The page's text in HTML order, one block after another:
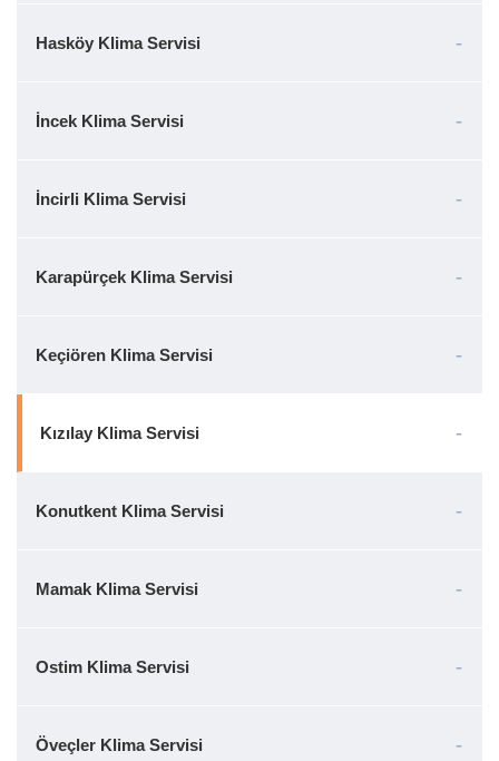
Hasköy Klima Servisi
İncek Klima Servisi
İncirli Klima Servisi
Karapürçek Klima Servisi
Keçiören Klima Servisi
Kızılay Klima Servisi
Konutkent Klima Servisi
Mamak Klima Servisi
Ostim Klima Servisi
Öveçler Klima Servisi